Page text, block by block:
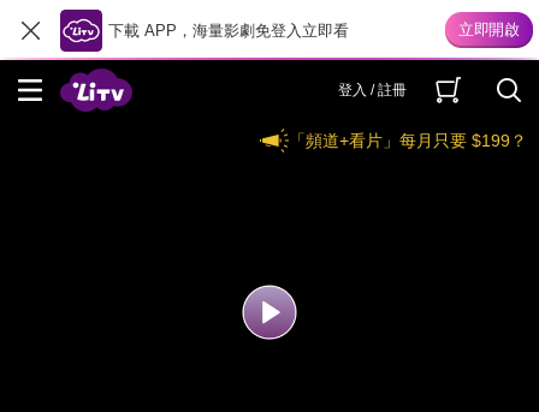
下載 APP，海量影劇免登入立即看
登入 / 註冊
「頻道+看片」每月只要 $199？